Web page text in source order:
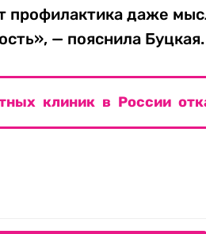
профилактика даже
— пояснила Буцкая.
клиник в России